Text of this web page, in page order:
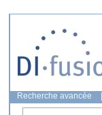
Recherche avancée